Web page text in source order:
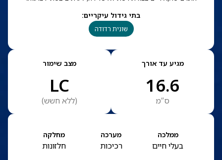
בתי גידול עיקריים:
שונית רדודה
מגיע עד אורך
16.6
ס”מ
מצב שימור
LC
(ללא חשש)
ממלכה
בעלי חיים
מערכה
רכיכות
מחלקה
חלזונות